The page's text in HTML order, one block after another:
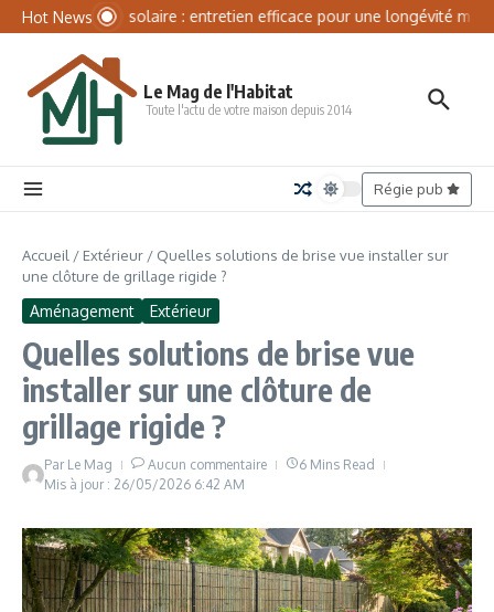
Aller au contenu
Hot NewsBatterie solaire : entretien efficace pour une longévité
Le Mag de l'Habitat
Toute l'actu de votre maison depuis 2014
Régie pub
Accueil / Extérieur / Quelles solutions de brise vue installer sur
une clôture de grillage rigide ?
Aménagement Extérieur
Quelles solutions de brise vue
installer sur une clôture de
grillage rigide ?
Par Le Mag Aucun commentaire
6 Mins Read
Mis à jour : 26/05/2026 6:42 AM
Panneau de gestion des cookies